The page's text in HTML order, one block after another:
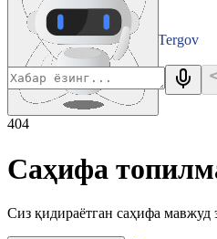
Tergov
Departamenti
404
Саҳифа
Сиз қидираётган саҳифа мавжуд